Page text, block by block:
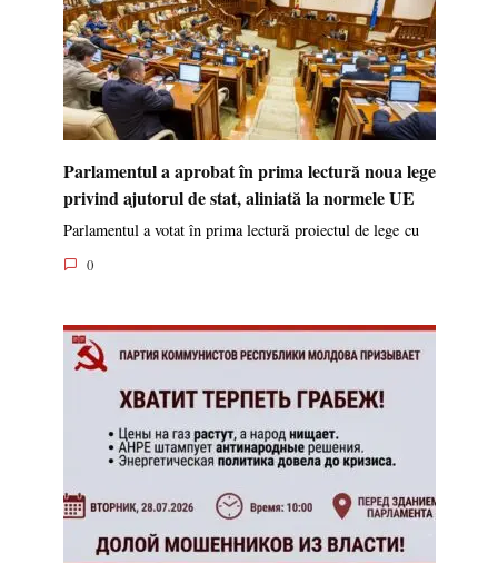
Parlamentul a aprobat în prima lectură noua lege
privind ajutorul de stat, aliniată la normele UE
Parlamentul a votat în prima lectură proiectul de lege cu
0